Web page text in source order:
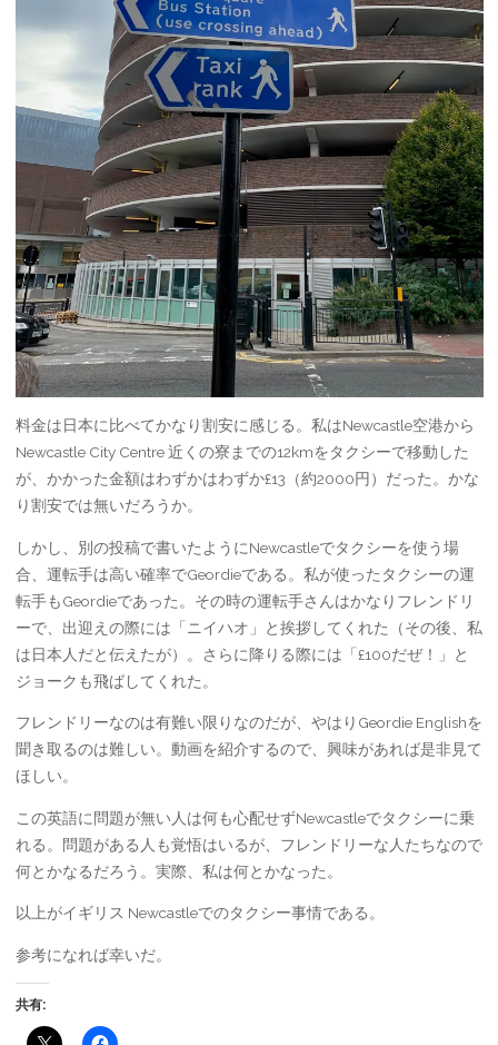
料金は日本に比べてかなり割安に感じる。私はNewcastle空港から
Newcastle City Centre 近くの寮までの12kmをタクシーで移動した
が、かかった金額はわずかはわずか£13（約2000円）だった。かな
り割安では無いだろうか。
しかし、別の投稿で書いたようにNewcastleでタクシーを使う場
合、運転手は高い確率でGeordieである。私が使ったタクシーの運
転手もGeordieであった。その時の運転手さんはかなりフレンドリ
ーで、出迎えの際には「ニイハオ」と挨拶してくれた（その後、私
は日本人だと伝えたが）。さらに降りる際には「£100だぜ！」と
ジョークも飛ばしてくれた。
フレンドリーなのは有難い限りなのだが、やはりGeordie Englishを
聞き取るのは難しい。動画を紹介するので、興味があれば是非見て
ほしい。
この英語に問題が無い人は何も心配せずNewcastleでタクシーに乗
れる。問題がある人も覚悟はいるが、フレンドリーな人たちなので
何とかなるだろう。実際、私は何とかなった。
以上がイギリス Newcastleでのタクシー事情である。
参考になれば幸いだ。
共有: